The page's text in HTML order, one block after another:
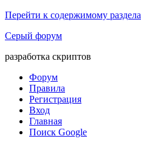
Перейти к содержимому раздела
Серый форум
разработка скриптов
Форум
Правила
Регистрация
Вход
Главная
Поиск Google